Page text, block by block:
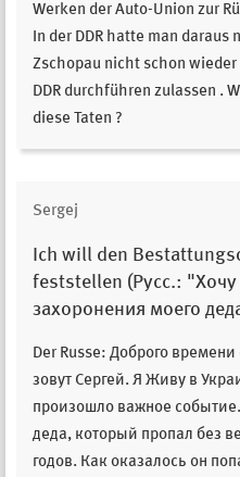
Werken der Auto-Union zur
In der DDR hatte man
Zschopau nicht schon
DDR durchführen zulassen .
diese Taten ?
Sergej
Ich will den
feststellen (Русс.: "Хочу
захоронения моего
Der Russe: Доброго
зовут Сергей. Я Живу в
произошло важное событие.
деда, который пропал без
годов. Как оказалось он